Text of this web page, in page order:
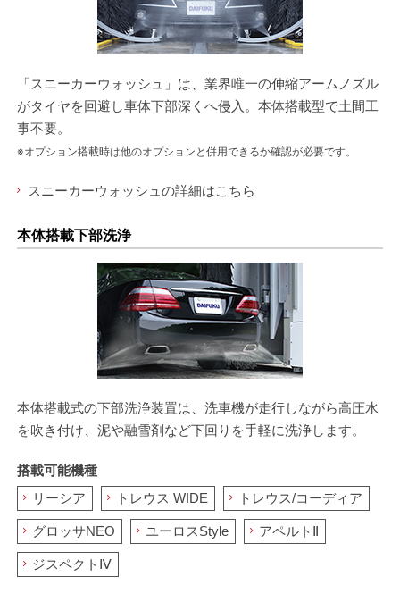
「スニーカーウォッシュ」は、業界唯一の伸縮アームノズル
がタイヤを回避し車体下部深くへ侵入。本体搭載型で土間工
事不要。
※オプション搭載時は他のオプションと併用できるか確認が必要です。
スニーカーウォッシュの詳細はこちら
本体搭載下部洗浄
本体搭載式の下部洗浄装置は、洗車機が走行しながら高圧水
を吹き付け、泥や融雪剤など下回りを手軽に洗浄します。
搭載可能機種
リーシア トレウス WIDE トレウス/コーディア
グロッサNEO ユーロスStyle アペルトⅡ
ジスペクトⅣ